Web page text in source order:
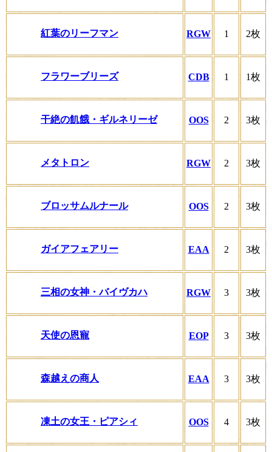
紅葉のリーフマン RGW 1 2枚
フラワーブリーズ CDB 1 1枚
干絶の飢餓・ギルネリーゼ OOS 2 3枚
メタトロン RGW 2 3枚
ブロッサムルナール OOS 2 3枚
ガイアフェアリー EAA 2 3枚
三相の女神・バイヴカハ RGW 3 3枚
天使の恩寵 EOP 3 3枚
森越えの商人 EAA 3 3枚
凍土の女王・ピアシィ OOS 4 3枚